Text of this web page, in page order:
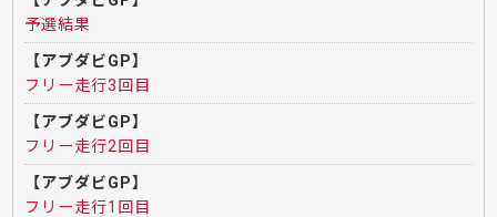
予選結果
【アブダビGP】
フリー走行3回目
【アブダビGP】
フリー走行2回目
【アブダビGP】
フリー走行1回目